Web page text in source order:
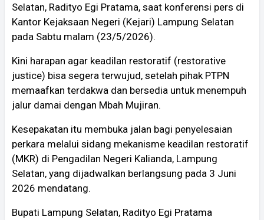
Selatan, Radityo Egi Pratama, saat konferensi pers di
Kantor Kejaksaan Negeri (Kejari) Lampung Selatan
pada Sabtu malam (23/5/2026).
Kini harapan agar keadilan restoratif (restorative
justice) bisa segera terwujud, setelah pihak PTPN
memaafkan terdakwa dan bersedia untuk menempuh
jalur damai dengan Mbah Mujiran.
Kesepakatan itu membuka jalan bagi penyelesaian
perkara melalui sidang mekanisme keadilan restoratif
(MKR) di Pengadilan Negeri Kalianda, Lampung
Selatan, yang dijadwalkan berlangsung pada 3 Juni
2026 mendatang.
Bupati Lampung Selatan, Radityo Egi Pratama